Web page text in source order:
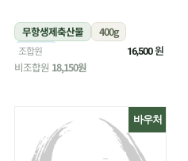
무항생제축산물
400g
냉장
조합원 16,500원
비조합원 18,150원
바우처